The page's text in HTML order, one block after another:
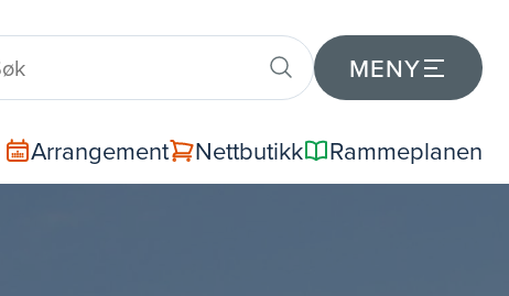
MENY
Arrangement Nettbutikk Rammeplanen